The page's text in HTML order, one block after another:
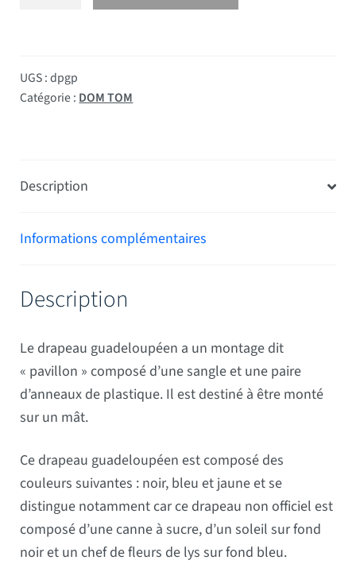
UGS :dpgp
Catégorie : DOM TOM
Description
Informations complémentaires
Description
Le drapeau guadeloupéen a un montage dit
« pavillon » composé d’une sangle et une paire
d’anneaux de plastique. Il est destiné à être monté
sur un mât.
Ce drapeau guadeloupéen est composé des
couleurs suivantes : noir, bleu et jaune et se
distingue notamment car ce drapeau non officiel est
composé d’une canne à sucre, d’un soleil sur fond
noir et un chef de fleurs de lys sur fond bleu.